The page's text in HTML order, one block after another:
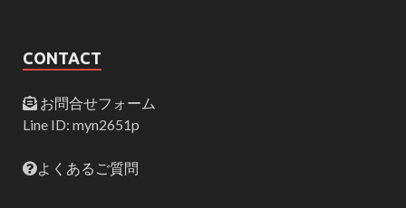
CONTACT
お問合せフォーム
Line ID: myn2651p
よくあるご質問